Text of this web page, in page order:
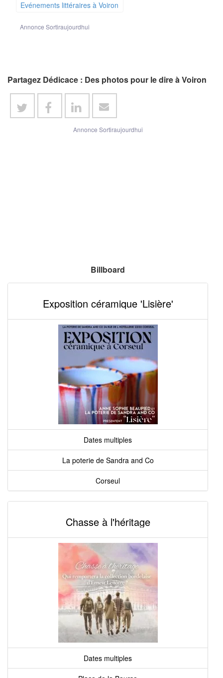
Evénements littéraires à Voiron
Annonce Sortiraujourdhui
Partagez Dédicace : Des photos pour le dire à Voiron
Annonce Sortiraujourdhui
Billboard
Exposition céramique 'Lisière'
Dates multiples
La poterie de Sandra and Co
Corseul
Chasse à l'héritage
Dates multiples